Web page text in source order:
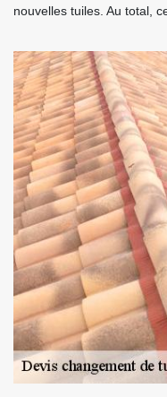
nouvelles tuiles. Au total,